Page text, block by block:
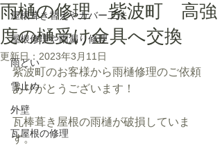
屋根葺き替えやカバー工法
屋根修理や雨漏り修理
雨どい
雪止め
外壁
瓦屋根の修理
雨樋の修理 紫波町 高強
度の樋受け金具へ交換
更新日： 2023年3月11日
紫波町のお客様から雨樋修理のご依頼
ありがとうございます！
瓦棒葺き屋根の雨樋が破損していま
す。